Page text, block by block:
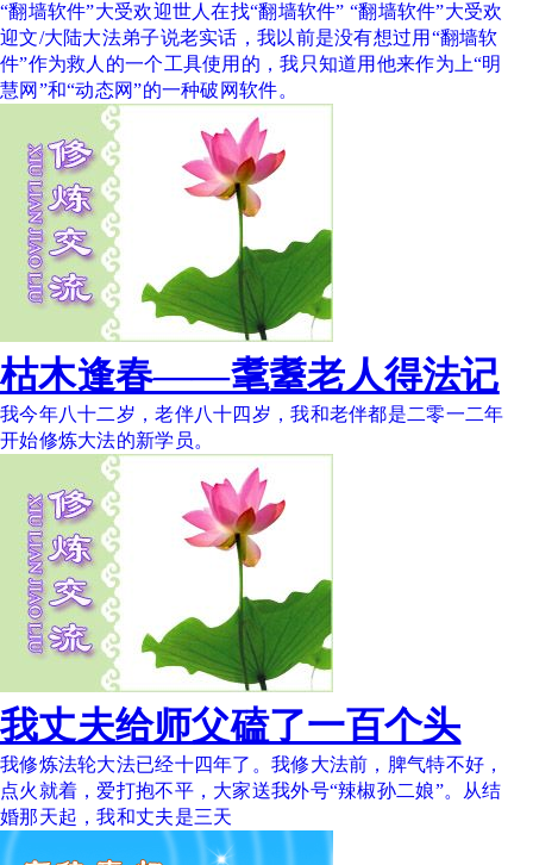
“翻墙软件”大受欢迎世人在找“翻墙软件” “翻墙软件”大受欢
迎文/大陆大法弟子说老实话，我以前是没有想过用“翻墙软
件”作为救人的一个工具使用的，我只知道用他来作为上“明
慧网”和“动态网”的一种破网软件。
枯木逢春——耄耋老人得法记
我今年八十二岁，老伴八十四岁，我和老伴都是二零一二年
开始修炼大法的新学员。
我丈夫给师父磕了一百个头
我修炼法轮大法已经十四年了。我修大法前，脾气特不好，
点火就着，爱打抱不平，大家送我外号“辣椒孙二娘”。从结
婚那天起，我和丈夫是三天